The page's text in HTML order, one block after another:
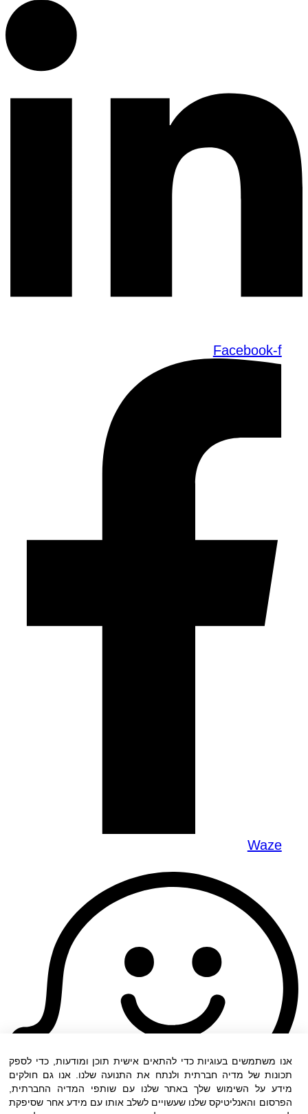
Facebook-f
Waze
אנו משתמשים בעוגיות כדי להתאים אישית תוכן ומודעות, כדי לספק
תכונות של מדיה חברתית ולנתח את התנועה שלנו. אנו גם חולקים
מידע על השימוש שלך באתר שלנו עם שותפי המדיה החברתית,
הפרסום והאנליטיקס שלנו שעשויים לשלב אותו עם מידע אחר שסיפקת